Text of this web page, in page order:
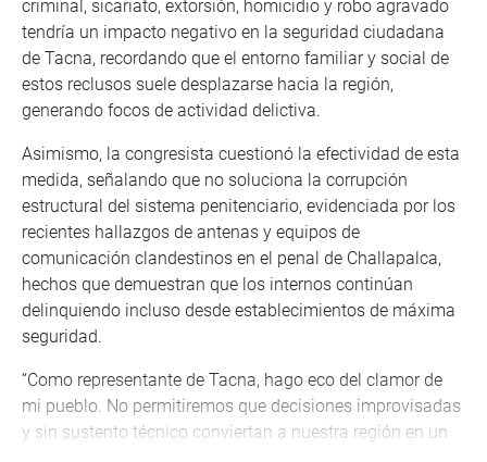
criminal, sicariato, extorsión, homicidio y robo agravado
tendría un impacto negativo en la seguridad ciudadana
de Tacna, recordando que el entorno familiar y social de
estos reclusos suele desplazarse hacia la región,
generando focos de actividad delictiva.
Asimismo, la congresista cuestionó la efectividad de esta
medida, señalando que no soluciona la corrupción
estructural del sistema penitenciario, evidenciada por los
recientes hallazgos de antenas y equipos de
comunicación clandestinos en el penal de Challapalca,
hechos que demuestran que los internos continúan
delinquiendo incluso desde establecimientos de máxima
seguridad.
“Como representante de Tacna, hago eco del clamor de
mi pueblo. No permitiremos que decisiones improvisadas
y sin sustento técnico conviertan a nuestra región en un